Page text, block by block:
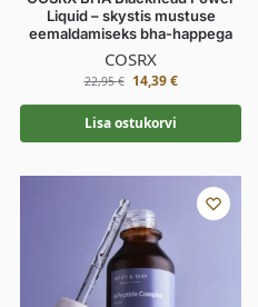
Liquid – skystis mustuse
eemaldamiseks bha-happega
COSRX
22,95€ 14,39€
Lisa ostukorvi